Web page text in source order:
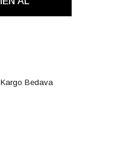
Kargo Bedava